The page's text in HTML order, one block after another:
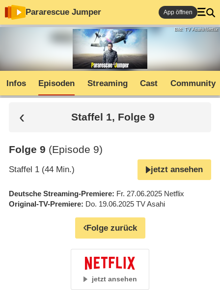
Pararescue Jumper App öffnen
Bild: TV Asahi/Netflix
Infos Episoden Streaming Cast Community
Staffel 1, Folge 9
Folge 9 (Episode 9)
Staffel 1 (44 Min.) jetzt ansehen
Deutsche Streaming-Premiere Fr. 27.06.2025 Netflix
Original-TV-Premiere Do. 19.06.2025 TV Asahi
Folge zurück
jetzt ansehen